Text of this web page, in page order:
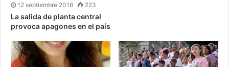
12 septiembre 2018 223
La salida de planta central
provoca apagones en el país